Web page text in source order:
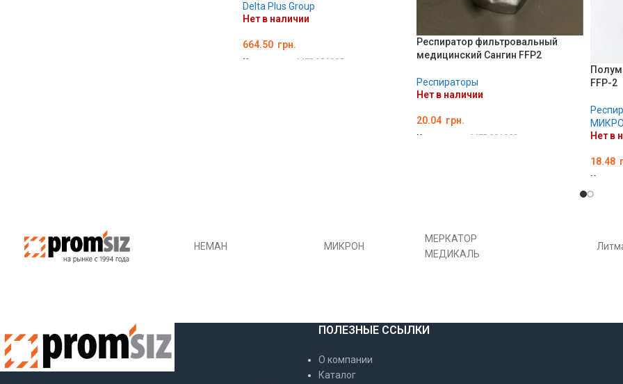
Delta Plus Group
Нет в наличии
664.50 грн.
Код товара: MED001985
Респиратор фильтровальный
медицинский Сангин FFP2
Респираторы
Нет в наличии
20.04 грн.
Код товара: MED001992
FFP-2
Нет в
18.48
Код
МИКРОН
МЕРКАТОР
МЕДИКАЛЬ
ПОЛЕЗНЫЕ ССЫЛКИ
О компании
Каталог